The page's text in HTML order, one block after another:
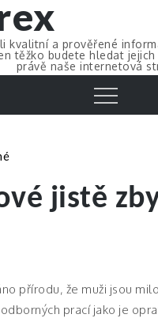
kvalitní a prověřené
těžko budete hledat
právě naše internetová
Menu
jistě
přírodu, že muži jsou
prací jako je